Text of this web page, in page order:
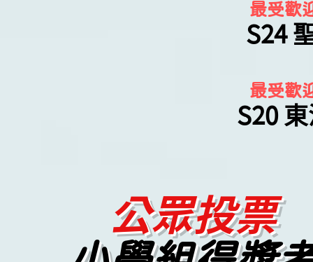
最受歡
S24
最受歡
S20
公眾投票